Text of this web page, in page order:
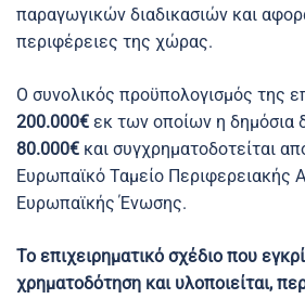
παραγωγικών διαδικασιών και
περιφέρειες της χώρας.
Ο συνολικός προϋπολογισμός της
200.000€ εκ των οποίων η δημόσια
80.000€ και συγχρηματοδοτείται
Ευρωπαϊκό Ταμείο Περιφερειακής
Ευρωπαϊκής Ένωσης.
Το επιχειρηματικό σχέδιο που
χρηματοδότηση και υλοποιείται,